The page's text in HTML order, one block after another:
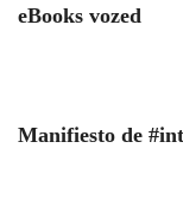
eBooks vozed
Manifiesto de